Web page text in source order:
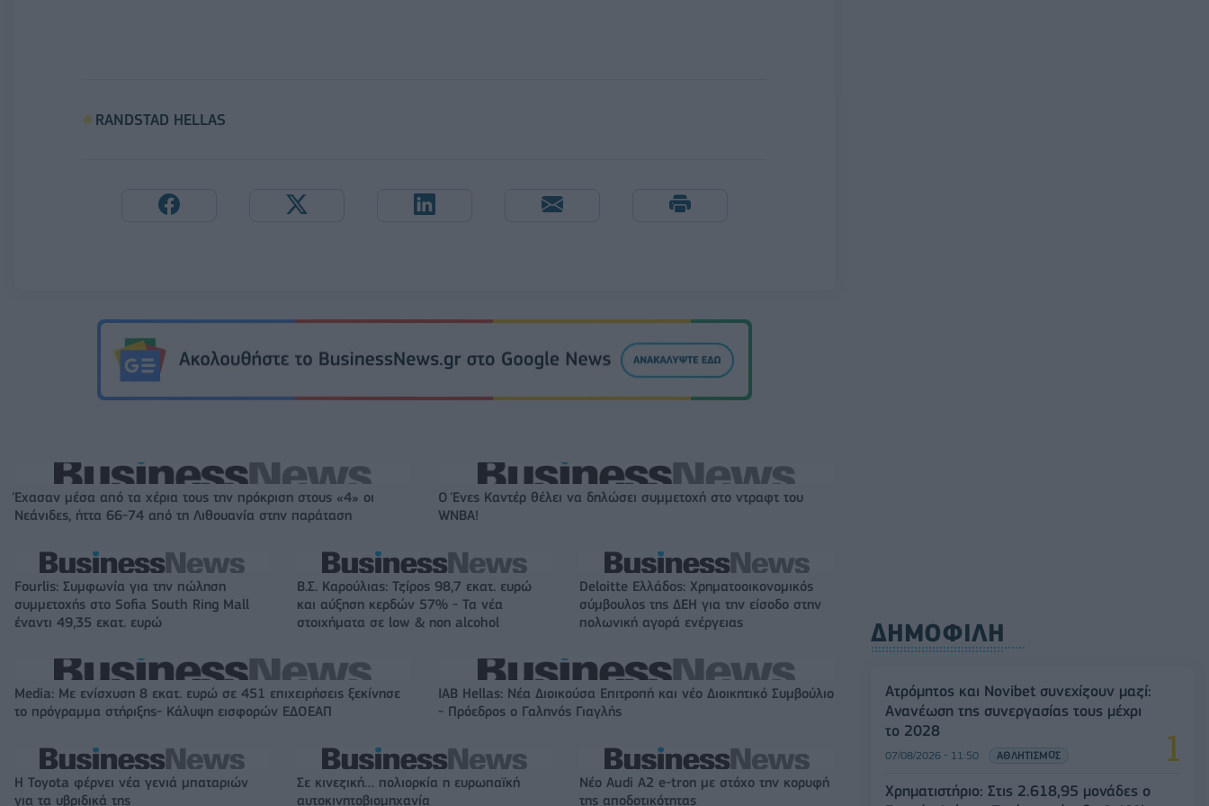
RANDSTAD HELLAS
Έχασαν μέσα από τα χέρια τους την πρόκριση στους «4» οι
Νεάνιδες, ήττα 66-74 από τη Λιθουανία στην παράταση
Ο Ένες Καντέρ θέλει να δηλώσει συμμετοχή στο ντραφτ του
WNBA!
Fourlis: Συμφωνία για την πώληση
συμμετοχής στο Sofia South Ring Mall
έναντι 49,35 εκατ. ευρώ
Β.Σ. Καρούλιας: Τζίρος 98,7 εκατ. ευρώ
και αύξηση κερδών 57% - Τα νέα
στοιχήματα σε low & non alcohol
Deloitte Ελλάδος: Χρηματοοικονομικός
σύμβουλος της ΔΕΗ για την είσοδο στην
πολωνική αγορά ενέργειας
Media: Με ενίσχυση 8 εκατ. ευρώ σε 451 επιχειρήσεις ξεκίνησε
το πρόγραμμα στήριξης- Κάλυψη εισφορών ΕΔΟΕΑΠ
IAB Hellas: Νέα Διοικούσα Επιτροπή και νέο Διοικητικό Συμβούλιο
- Πρόεδρος ο Γαληνός Γιαγλής
Η Toyota φέρνει νέα γενιά μπαταριών
για τα υβριδικά της
Σε κινεζική… πολιορκία η ευρωπαϊκή
αυτοκινητοβιομηχανία
Νέο Audi A2 e-tron με στόχο την κορυφή
της αποδοτικότητας
ΔΗΜΟΦΙΛΗ
Ατρόμητος και Novibet συνεχίζουν μαζί:
Ανανέωση της συνεργασίας τους μέχρι
το 2028
07/08/2026 - 11:50 ΑΘΛΗΤΙΣΜΟΣ
Χρηματιστήριο: Στις 2.618,95 μονάδες ο